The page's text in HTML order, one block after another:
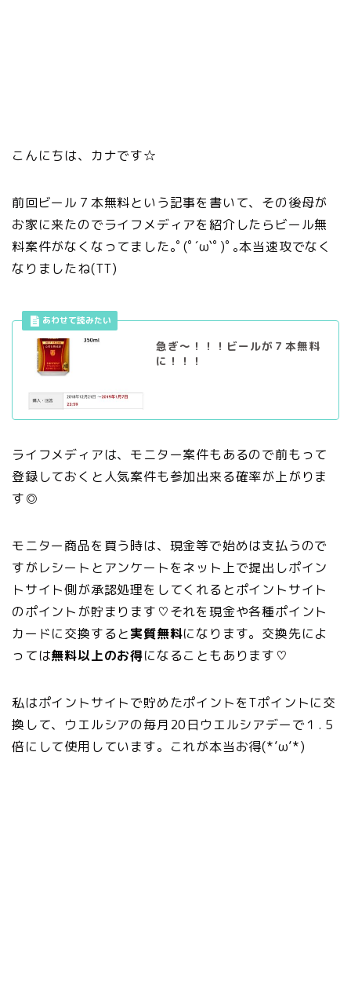
こんにちは、カナです☆
前回ビール７本無料という記事を書いて、その後母が
お家に来たのでライフメディアを紹介したらビール無
料案件がなくなってました｡ﾟ(ﾟ´ω`ﾟ)ﾟ｡本当速攻でなく
なりましたね(TT)
急ぎ～！！！ビールが７本無料
に！！！
ライフメディアは、モニター案件もあるので前もって
登録しておくと人気案件も参加出来る確率が上がりま
す◎
モニター商品を買う時は、現金等で始めは支払うので
すがレシートとアンケートをネット上で提出しポイン
トサイト側が承認処理をしてくれるとポイントサイト
のポイントが貯まります♡それを現金や各種ポイント
カードに交換すると実質無料になります。交換先によ
っては無料以上のお得になることもあります♡
私はポイントサイトで貯めたポイントをTポイントに交
換して、ウエルシアの毎月20日ウエルシアデーで１.５
倍にして使用しています。これが本当お得(*’ω’*)